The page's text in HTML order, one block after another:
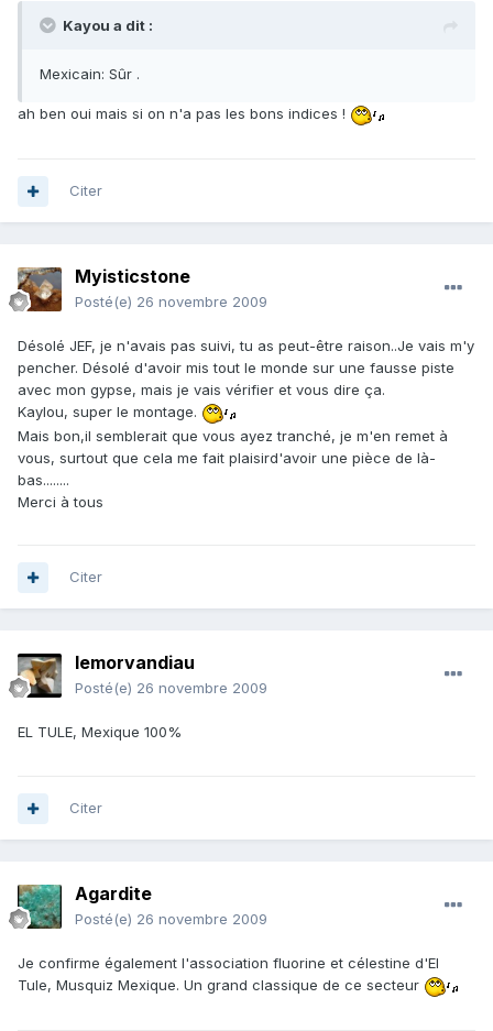
Kayou a dit :
Mexicain: Sûr .
ah ben oui mais si on n'a pas les bons indices !
Citer
Myisticstone
Posté(e) 26 novembre 2009
Désolé JEF, je n'avais pas suivi, tu as peut-être raison..Je vais m'y
pencher. Désolé d'avoir mis tout le monde sur une fausse piste
avec mon gypse, mais je vais vérifier et vous dire ça.
Kaylou, super le montage.
Mais bon,il semblerait que vous ayez tranché, je m'en remet à
vous, surtout que cela me fait plaisird'avoir une pièce de là-
bas........
Merci à tous
Citer
lemorvandiau
Posté(e) 26 novembre 2009
EL TULE, Mexique 100%
Citer
Agardite
Posté(e) 26 novembre 2009
Je confirme également l'association fluorine et célestine d'El
Tule, Musquiz Mexique. Un grand classique de ce secteur